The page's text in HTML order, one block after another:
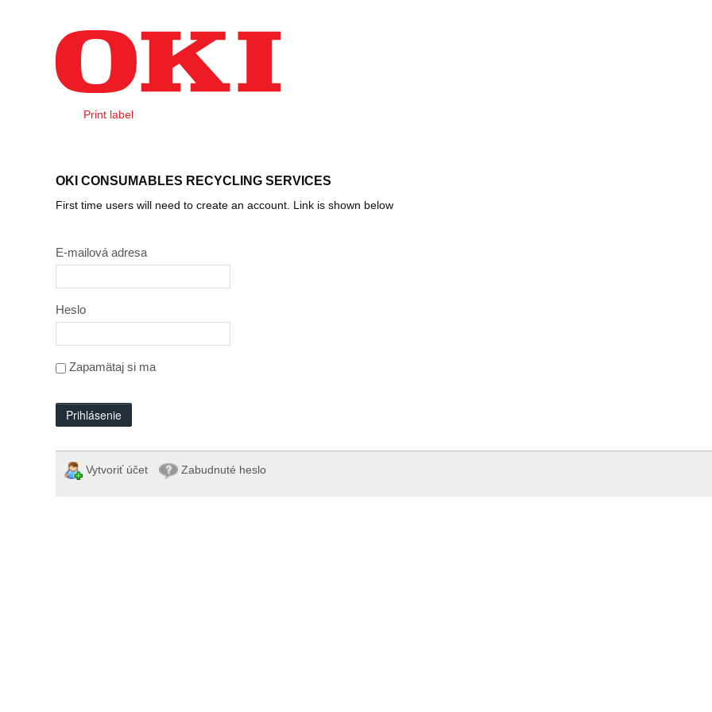
Login
Print label
OKI CONSUMABLES RECYCLING SERVICES
First time users will need to create an account. Link is shown below
E-mailová adresa
Heslo
Zapamätaj si ma
Prihlásenie
Vytvoriť účet Zabudnuté heslo